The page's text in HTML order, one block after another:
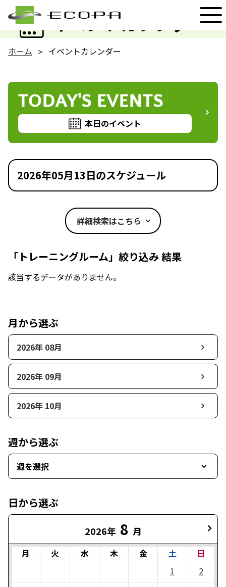
イベントカレンダー
EVENT
ホーム イベントカレンダー
TODAY'S EVENTS
本日のイベント
2026年05月13日のスケジュール
詳細検索はこちら
「トレーニングルーム」絞り込み 結果
該当するデータがありません。
月から選ぶ
2026年 08月
2026年 09月
2026年 10月
週から選ぶ
週を選択
日から選ぶ
2026年 8 月
月 火 水 木 金 土
日
1
2